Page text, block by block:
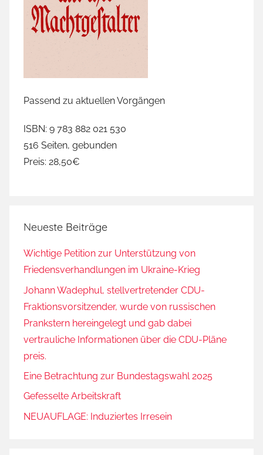
Passend zu aktuellen Vorgängen
ISBN: 9 783 882 021 530
516 Seiten, gebunden
Preis: 28,50€
Neueste Beiträge
Wichtige Petition zur Unterstützung von
Friedensverhandlungen im Ukraine-Krieg
Johann Wadephul, stellvertretender CDU-
Fraktionsvorsitzender, wurde von russischen
Prankstern hereingelegt und gab dabei
vertrauliche Informationen über die CDU-Pläne
preis.
Eine Betrachtung zur Bundestagswahl 2025
Gefesselte Arbeitskraft
NEUAUFLAGE: Induziertes Irresein